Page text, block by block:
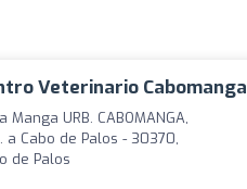
Veterinario Cabomanga
Manga URB. CABOMANGA,
a Cabo de Palos - 30370,
de Palos